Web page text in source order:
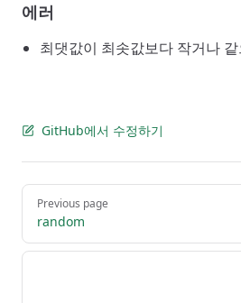
에러
최댓값이 최솟값보다 작거나
GitHub에서 수정하기
Pager
Previous page
random